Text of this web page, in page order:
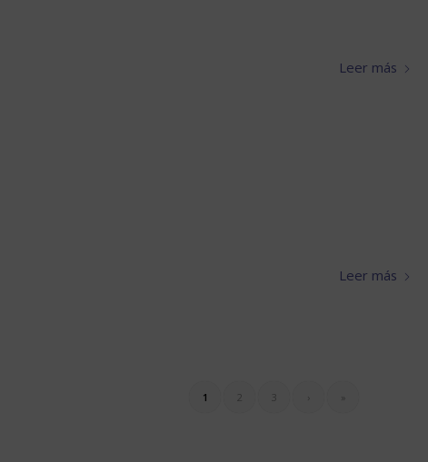
Leer más
Leer más
1 2 3